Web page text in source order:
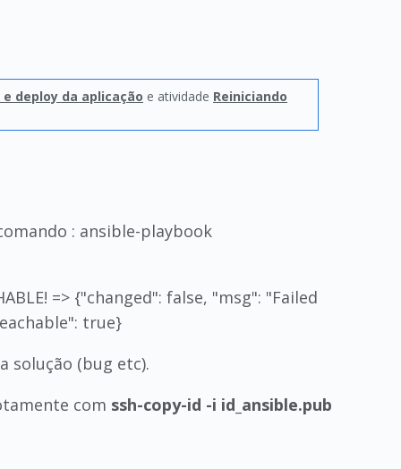
deploy da aplicação e atividade Reiniciando
: ansible-playbook
=> {"changed": false, "msg": "Failed
true}
solução (bug etc).
com ssh-copy-id -i id_ansible.pub